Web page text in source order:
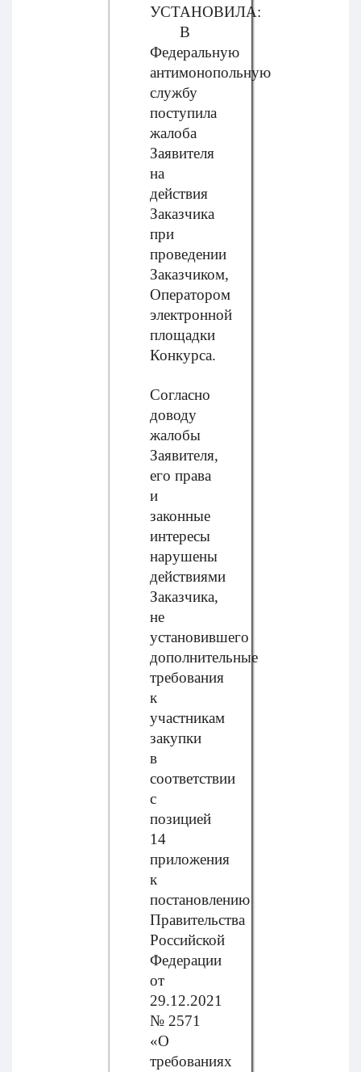
УСТАНОВИЛА:
В
Федеральную
антимонопольную
службу
поступила
жалоба
Заявителя
на
действия
Заказчика
при
проведении
Заказчиком,
Оператором
электронной
площадки
Конкурса.
Согласно
доводу
жалобы
Заявителя,
его права
и
законные
интересы
нарушены
действиями
Заказчика,
не
установившего
дополнительные
требования
к
участникам
закупки
в
соответствии
с
позицией
14
приложения
к
постановлению
Правительства
Российской
Федерации
от
29.12.2021
№ 2571
«О
требованиях